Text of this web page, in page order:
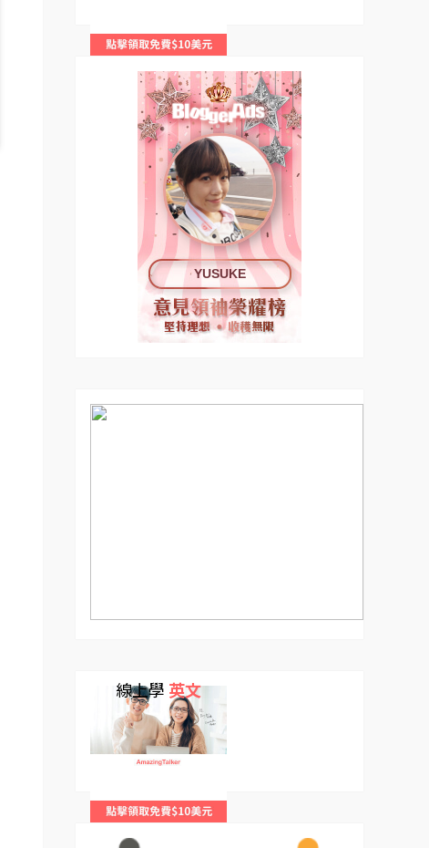
YUSUKE
線上學 英文